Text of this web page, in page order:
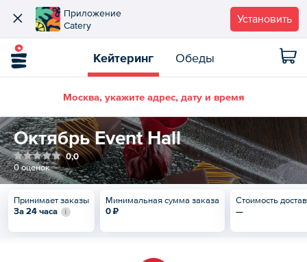
Приложение
Catery
Установить
Кейтеринг Обеды
Москва, укажите адрес, дату и время
Октябрь Event Hall
0,0
0 оценок
Принимает заказы
За 24 часа
Минимальная сумма заказа
0 ₽
Стоимость
—